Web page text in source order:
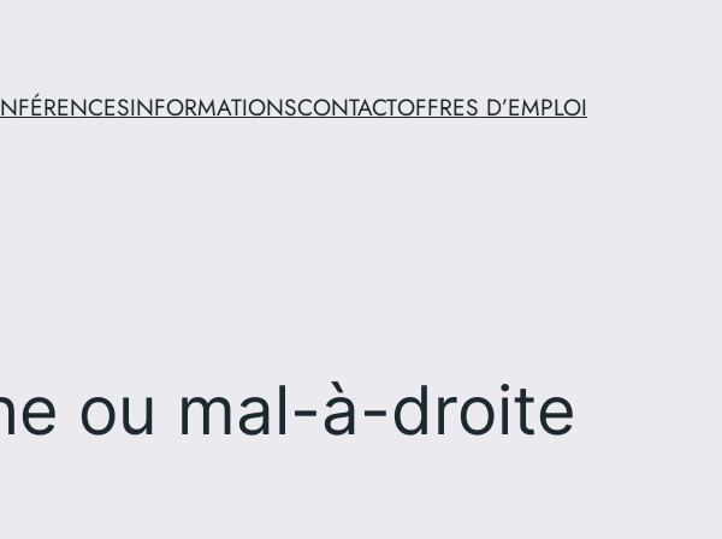
INFORMATIONSCONTACTOFFRES D’EMPLOI
ou mal-à-droite